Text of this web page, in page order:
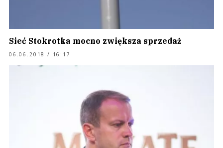
Sieć Stokrotka mocno zwiększa sprzedaż
06.06.2018 / 16:17